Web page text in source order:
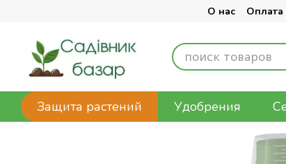
О нас Оплата
Защита растений Удобрения